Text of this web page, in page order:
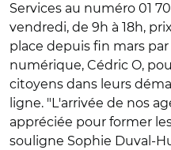
Services au numéro 01
vendredi, de 9h à 18h,
place depuis fin mars
numérique, Cédric O,
citoyens dans leurs
ligne. "L'arrivée de nos
appréciée pour former
souligne Sophie Duval-